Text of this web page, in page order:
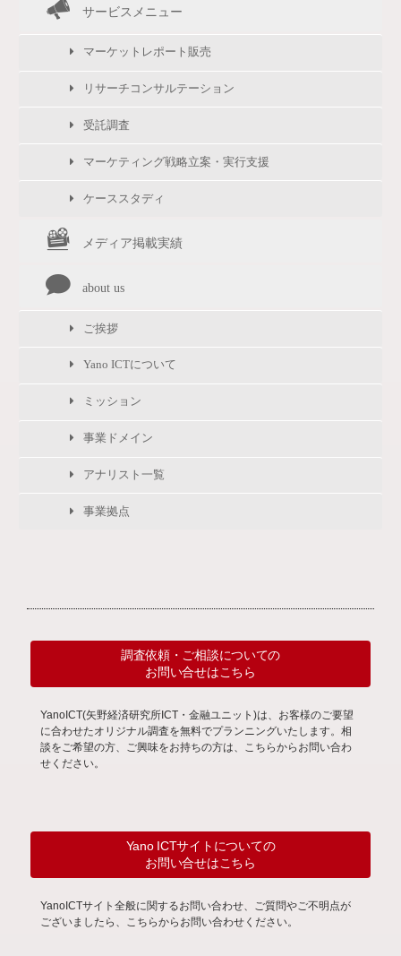
サービスメニュー
マーケットレポート販売
リサーチコンサルテーション
受託調査
マーケティング戦略立案・実行支援
ケーススタディ
メディア掲載実績
about us
ご挨拶
Yano ICTについて
ミッション
事業ドメイン
アナリスト一覧
事業拠点
調査依頼・ご相談についての
お問い合せはこちら
YanoICT(矢野経済研究所ICT・金融ユニット)は、お客様のご要望
に合わせたオリジナル調査を無料でプランニングいたします。相
談をご希望の方、ご興味をお持ちの方は、こちらからお問い合わ
せください。
Yano ICTサイトについての
お問い合せはこちら
YanoICTサイト全般に関するお問い合わせ、ご質問やご不明点が
ございましたら、こちらからお問い合わせください。